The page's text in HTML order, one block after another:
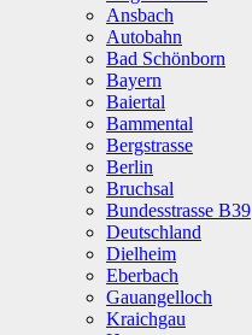
Ansbach
Autobahn
Bad Schönborn
Bayern
Baiertal
Bammental
Bergstrasse
Berlin
Bruchsal
Bundesstrasse B39
Deutschland
Dielheim
Eberbach
Gauangelloch
Kraichgau